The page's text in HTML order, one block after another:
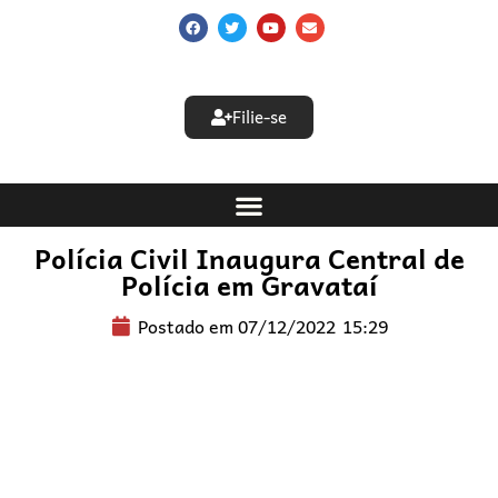
Filie-se
Polícia Civil Inaugura Central de
Polícia em Gravataí
Postado em07/12/2022 15:29